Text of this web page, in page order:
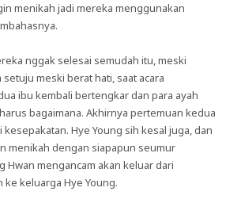
menikah jadi mereka menggunakan
nggak selesai semudah itu, meski
meski berat hati, saat acara
ibu kembali bertengkar dan para ayah
bagaimana. Akhirnya pertemuan kedua
Hye Young sih kesal juga, dan
menikah dengan siapapun seumur
Hwan mengancam akan keluar dari
keluarga Hye Young.